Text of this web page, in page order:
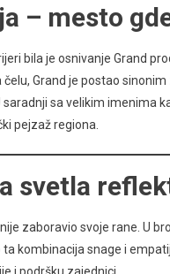
– mesto
bila je osnivanje Grand
čelu, Grand je postao
sa velikim imenima
pejzaž regiona.
svetla
zaboravio svoje rane. U
kombinacija snage i
i podršku zajednici.